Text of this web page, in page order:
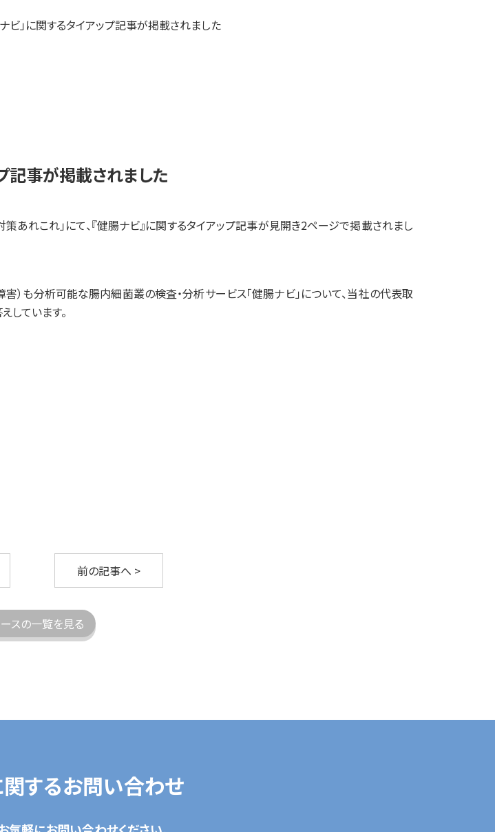
ビ」に関するタイアップ記事が掲載されました
記事が掲載されました
あれこれ」にて、『健腸ナビ』に関するタイアップ記事が見開き2ページで掲載されまし
も分析可能な腸内細菌叢の検査・分析サービス「健腸ナビ」について、当社の代表取
しています。
前の記事へ >
スの一覧を見る
するお問い合わせ
成果・論文